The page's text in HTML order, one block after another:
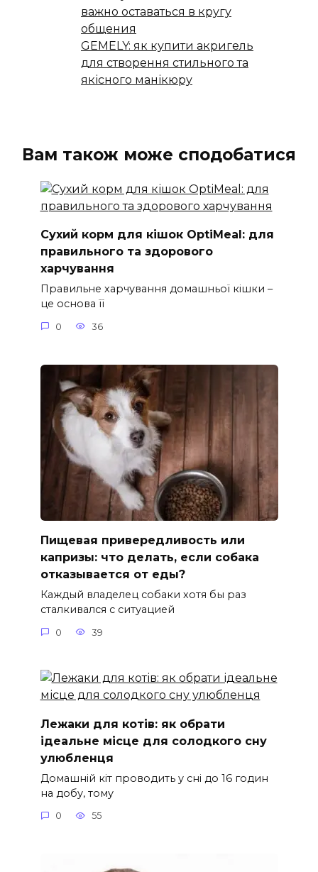
важно оставаться в кругу
общения
GEMELY: як купити акригель
для створення стильного та
якісного манікюру
Вам також може сподобатися
Сухий корм для кішок OptiMeal: для
правильного та здорового
харчування
Правильне харчування домашньої кішки –
це основа її
0 36
Пищевая привередливость или
капризы: что делать, если собака
отказывается от еды?
Каждый владелец собаки хотя бы раз
сталкивался с ситуацией
0 39
Лежаки для котів: як обрати
ідеальне місце для солодкого сну
улюбленця
Домашній кіт проводить у сні до 16 годин
на добу, тому
0 55